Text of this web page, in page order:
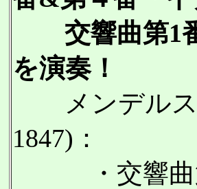
交響曲第1番
を演奏！
メンデルス
1847)：
・交響曲